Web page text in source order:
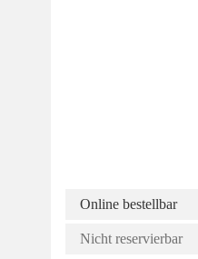
Online bestellbar
Nicht reservierbar